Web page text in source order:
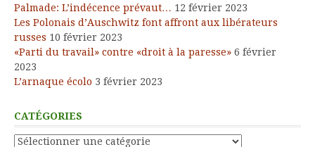
Palmade: L’indécence prévaut… 12 février 2023
Les Polonais d’Auschwitz font affront aux libérateurs
russes 10 février 2023
«Parti du travail» contre «droit à la paresse» 6 février
2023
L’arnaque écolo 3 février 2023
CATÉGORIES
Catégories